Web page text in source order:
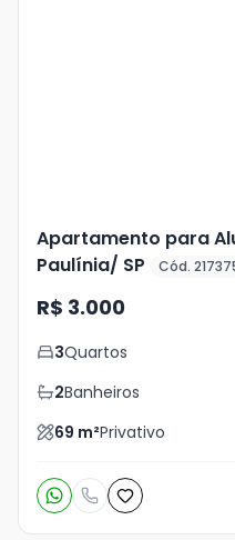
Apartamento para
Paulínia/ SP
Cód.
R$ 3.000
3Quartos
2Banheiros
69 m²Privativo